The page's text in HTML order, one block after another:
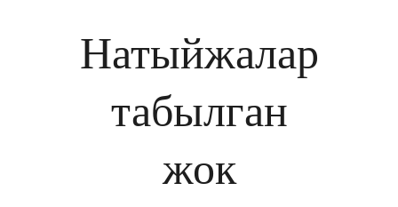
Натыйжалар
табылган
жок